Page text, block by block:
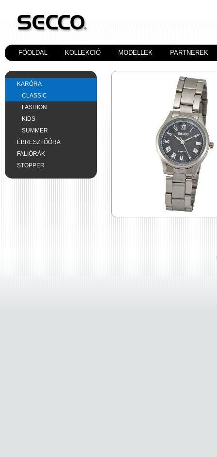
FÖOLDAL KOLLEKCIÓ MODELLEK PARTNEREK
KARÓRA
CLASSIC
FASHION
KIDS
SUMMER
ÉBRESZTŐÓRA
FALIÓRÁK
STOPPER